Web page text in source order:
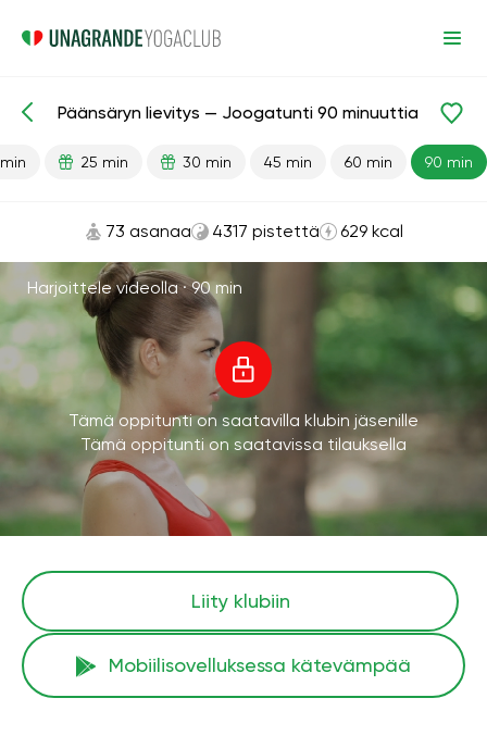
Valmiit oppitunnit Pää
Päänsäryn lievitys — Joogatunti 90 minuuttia
25 min 30 min 45 min 60 min 90 min
73 asanaa 4317 pistettä 629 kcal
Harjoittele videolla ·90 min
Tämä oppitunti on saatavilla klubin jäsenille
Tämä oppitunti on saatavissa tilauksella
Liity klubiin
Mobiilisovelluksessa kätevämpää